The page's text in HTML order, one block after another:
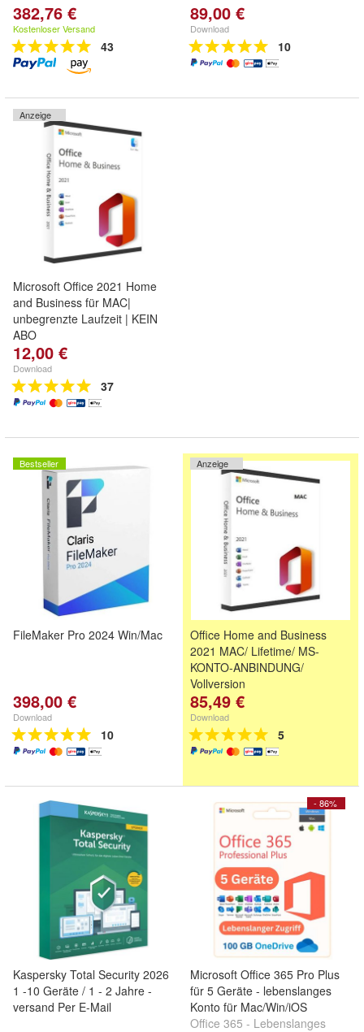
382,76 €
Kostenloser Versand
43
89,00 €
Download
10
Anzeige
Microsoft Office 2021 Home
and Business für MAC|
unbegrenzte Laufzeit | KEIN
ABO
12,00 €
Download
37
Bestseller
FileMaker Pro 2024 Win/Mac
398,00 €
Download
10
Anzeige
Office Home and Business
2021 MAC/ Lifetime/ MS-
KONTO-ANBINDUNG/
Vollversion
100% Online Aktivierung
85,49 €
Download
5
Kaspersky Total Security 2026
1 -10 Geräte / 1 - 2 Jahre -
versand Per E-Mail
- 86%
Microsoft Office 365 Pro Plus
für 5 Geräte - lebenslanges
Konto für Mac/Win/iOS
Office 365 - Lebenslanges